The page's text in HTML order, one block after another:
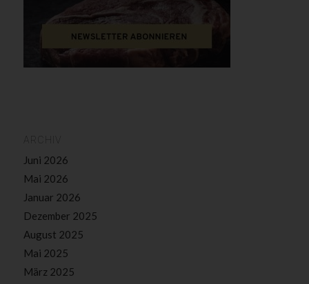
ARCHIV
Juni 2026
Mai 2026
Januar 2026
Dezember 2025
August 2025
Mai 2025
März 2025